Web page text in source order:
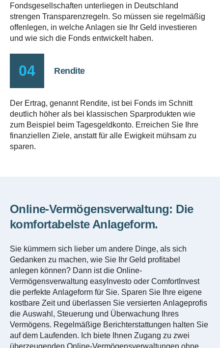
Fondsgesellschaften unterliegen in Deutschland
strengen Transparenzregeln. So müssen sie regelmäßig
offenlegen, in welche Anlagen sie Ihr Geld investieren
und wie sich die Fonds entwickelt haben.
04 Rendite
Der Ertrag, genannt Rendite, ist bei Fonds im Schnitt
deutlich höher als bei klassischen Sparprodukten wie
zum Beispiel beim Tagesgeldkonto. Erreichen Sie Ihre
finanziellen Ziele, anstatt für alle Ewigkeit mühsam zu
sparen.
Online-Vermögensverwaltung: Die
komfortabelste Anlageform.
Sie kümmern sich lieber um andere Dinge, als sich
Gedanken zu machen, wie Sie Ihr Geld profitabel
anlegen können? Dann ist die Online-
Vermögensverwaltung easyInvesto oder ComfortInvest
die perfekte Anlageform für Sie. Sparen Sie Ihre eigene
kostbare Zeit und überlassen Sie versierten Anlageprofis
die Auswahl, Steuerung und Überwachung Ihres
Vermögens. Regelmäßige Berichterstattungen halten Sie
auf dem Laufenden. Ich biete Ihnen Zugang zu zwei
überzeugenden Online-Vermögensverwaltungen ohne